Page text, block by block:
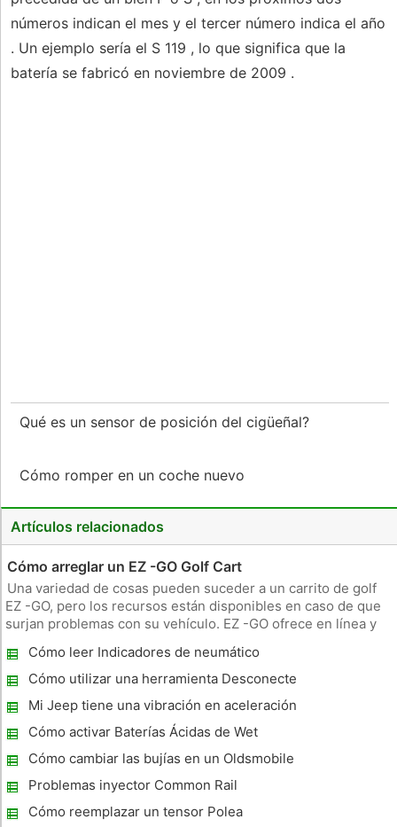
números indican el mes y el tercer número indica el año
. Un ejemplo sería el S 119 , lo que significa que la
batería se fabricó en noviembre de 2009 .
Qué es un sensor de posición del cigüeñal?
Cómo romper en un coche nuevo
Artículos relacionados
Cómo arreglar un EZ -GO Golf Cart
Una variedad de cosas pueden suceder a un carrito de golf
EZ -GO, pero los recursos están disponibles en caso de que
surjan problemas con su vehículo. EZ -GO ofrece en línea y
problemas con su compra , incluyendo problemas mecánicos
y averías
Cómo leer Indicadores de neumático
Cómo utilizar una herramienta Desconecte
la línea de combustible
Mi Jeep tiene una vibración en aceleración
Cómo activar Baterías Ácidas de Wet
Cómo cambiar las bujías en un Oldsmobile
Aurora 1996
Problemas inyector Common Rail
Cómo reemplazar un tensor Polea